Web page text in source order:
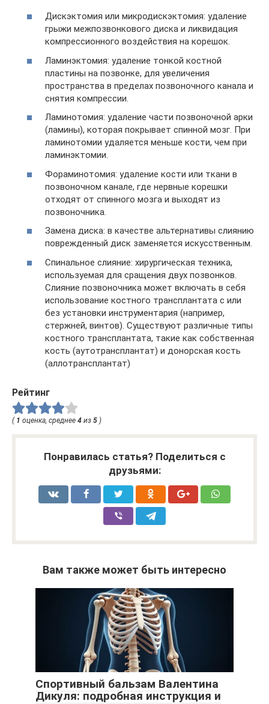
Дискэктомия или микродискэктомия: удаление
грыжи межпозвонкового диска и ликвидация
компрессионного воздействия на корешок.
Ламинэктомия: удаление тонкой костной
пластины на позвонке, для увеличения
пространства в пределах позвоночного канала и
снятия компрессии.
Ламинотомия: удаление части позвоночной арки
(ламины), которая покрывает спинной мозг. При
ламинотомии удаляется меньше кости, чем при
ламинэктомии.
Фораминотомия: удаление кости или ткани в
позвоночном канале, где нервные корешки
отходят от спинного мозга и выходят из
позвоночника.
Замена диска: в качестве альтернативы слиянию
поврежденный диск заменяется искусственным.
Спинальное слияние: хирургическая техника,
используемая для сращения двух позвонков.
Слияние позвоночника может включать в себя
использование костного трансплантата с или
без установки инструментария (например,
стержней, винтов). Существуют различные типы
костного трансплантата, такие как собственная
кость (аутотрансплантат) и донорская кость
(аллотрансплантат)
Рейтинг
( 1 оценка, среднее 4 из 5 )
Понравилась статья? Поделиться с
друзьями:
Вам также может быть интересно
Спортивный бальзам Валентина
Дикуля: подробная инструкция и